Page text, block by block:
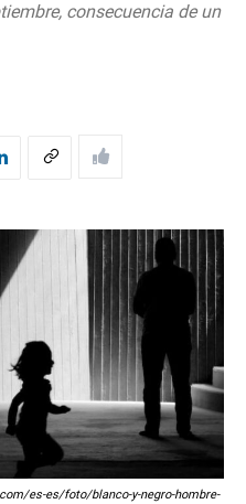
consecuencia de un
es-es/foto/blanco-y-negro-hombre-